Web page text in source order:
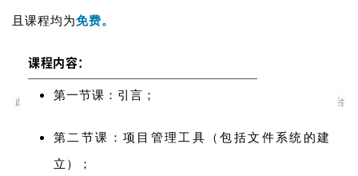
且课程均为免费。
课程内容：
第一节课：引言；
第二 节课 ： 项目管理工具（包括文件系统的建
立 ）；